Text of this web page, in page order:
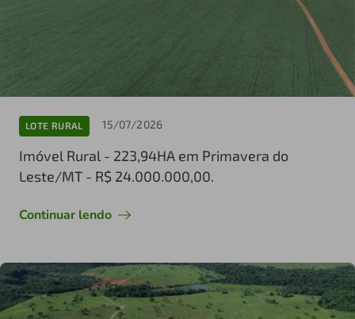
LOTE RURAL 15/07/2026
Imóvel Rural - 223,94HA em Primavera do
Leste/MT - R$ 24.000.000,00.
Continuar lendo